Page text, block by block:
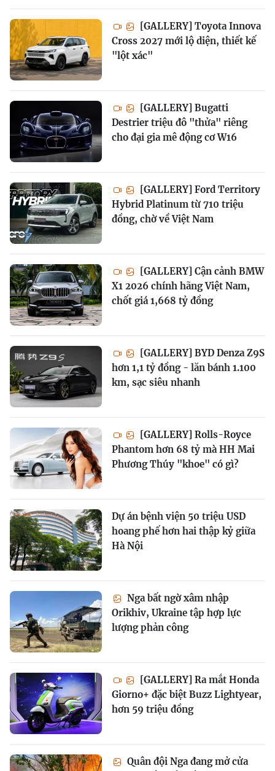
[GALLERY] Toyota Innova
Cross 2027 mới lộ diện, thiết kế
"lột xác"
[GALLERY] Bugatti
Destrier triệu đô "thửa" riêng
cho đại gia mê động cơ W16
[GALLERY] Ford Territory
Hybrid Platinum từ 710 triệu
đồng, chờ về Việt Nam
[GALLERY] Cận cảnh BMW
X1 2026 chính hãng Việt Nam,
chốt giá 1,668 tỷ đồng
[GALLERY] BYD Denza Z9S
hơn 1,1 tỷ đồng - lăn bánh 1.100
km, sạc siêu nhanh
[GALLERY] Rolls-Royce
Phantom hơn 68 tỷ mà HH Mai
Phương Thúy "khoe" có gì?
Dự án bệnh viện 50 triệu USD
hoang phế hơn hai thập kỷ giữa
Hà Nội
Nga bất ngờ xâm nhập
Orikhiv, Ukraine tập hợp lực
lượng phản công
[GALLERY] Ra mắt Honda
Giorno+ đặc biệt Buzz Lightyear,
hơn 59 triệu đồng
Quân đội Nga đang mở cửa